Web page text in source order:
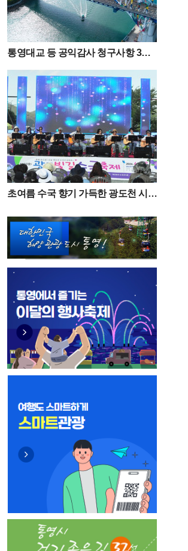
통영대교 등 공익감사 청구사항 3
초여름 수국 향기 가득한 광도천 시민